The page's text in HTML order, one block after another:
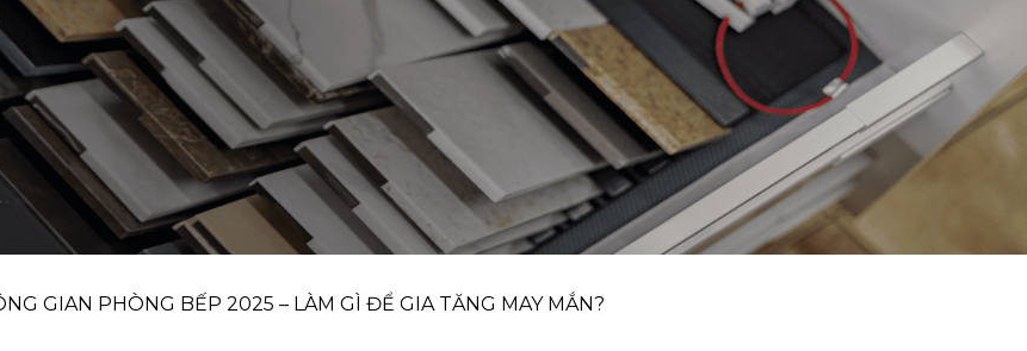
GIAN PHÒNG BẾP 2025 – LÀM GÌ ĐỂ GIA TĂNG MAY MẮN?